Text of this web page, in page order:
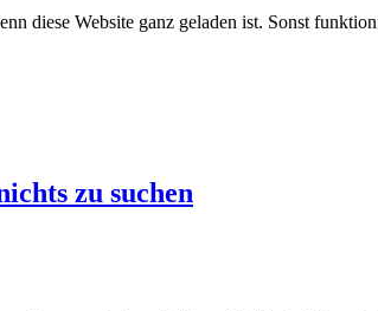
diese Website ganz geladen ist. Sonst
zu suchen